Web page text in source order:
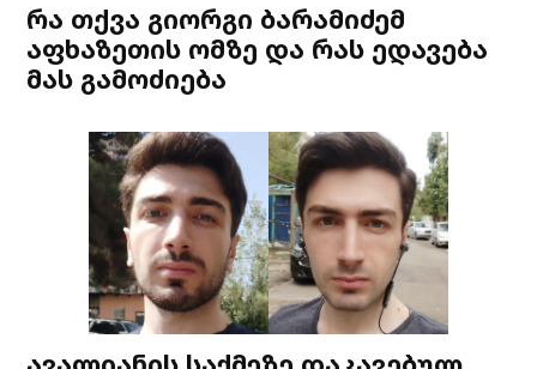
რა თქვა გიორგი ბარამიძემ
აფხაზეთის ომზე და რას ედავება
მას გამოძიება